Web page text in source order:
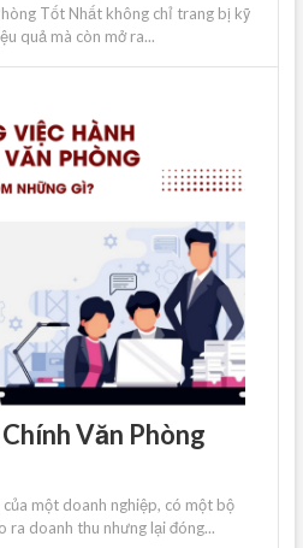
Tốt Nhất không chỉ trang bị kỹ
quả mà còn mở ra...
Văn Phòng
một doanh nghiệp, có một bộ
doanh thu nhưng lại đóng...